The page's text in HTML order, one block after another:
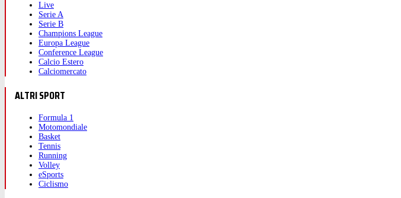
Live
Serie A
Serie B
Champions League
Europa League
Conference League
Calcio Estero
Calciomercato
ALTRI SPORT
Formula 1
Motomondiale
Basket
Tennis
Running
Volley
eSports
Ciclismo